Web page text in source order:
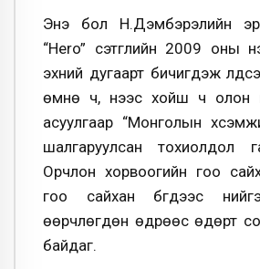
Энэ бол Н.Дэмбэрэлийн
“Неro” сэтгүүлийн 2009 оны
эхний дугаарт бичигдэж
өмнө ч, үүнээс хойш ч олон
асуулгаар “Монголын хүсэмжит
шалгаруулсан тохиолдол
Орчлон хорвоогийн гоо
гоо сайхан бүгдээс
өөрчлөгдөн өдрөөс өдөрт
байдаг.